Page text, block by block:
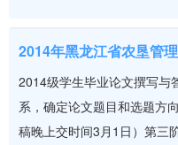
级、各类干部4万多人次，大
的骨干，还涌现出一批优秀
黑龙江省农垦管
2014年黑龙江省农垦管
2014级学生毕业论文撰写
系，确定论文题目和选题方
稿晚上交时间3月1日）第三